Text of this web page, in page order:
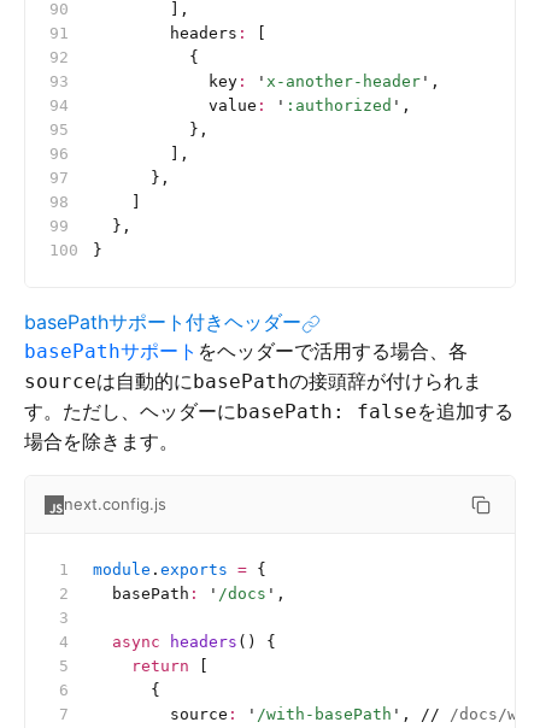
        ],
        headers
:
          {
            key
: ' x-another-header ' ,
            value
: ' :authorized ' ,
          },
        ],
      },
  },
}
basePathサポート付きヘッダー
basePathサポート をヘッダーで活用する場合、各
sourceは自動的にbasePathの接頭辞が付けられま
す。ただし、ヘッダーにbasePath: falseを追加する
場合を除きます。
next.config.js
module . exports = {
  basePath
: ' /docs ' ,
  async
headers () {
    return
      {
        source
: ' /with-basePath ' , // /docs/